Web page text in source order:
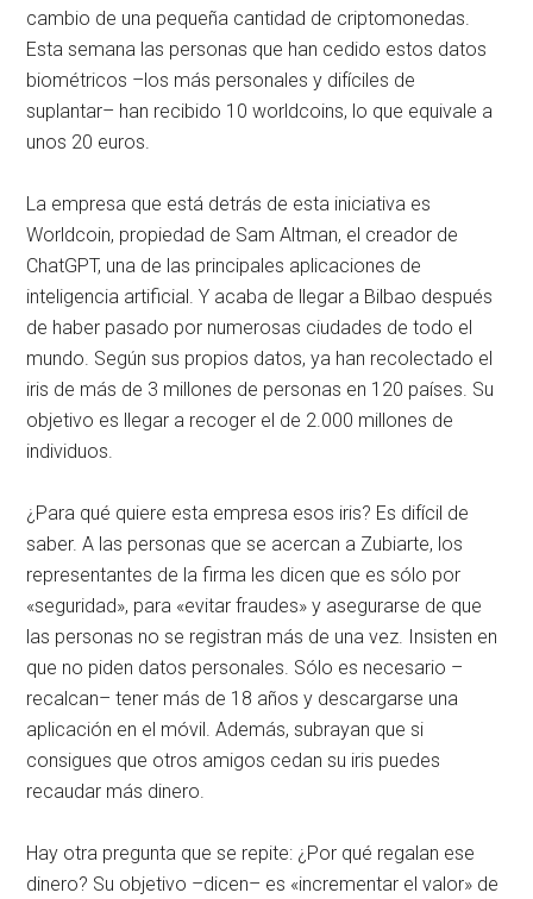
cambio de una pequeña cantidad de criptomonedas.
Esta semana las personas que han cedido estos datos
biométricos –los más personales y difíciles de
suplantar– han recibido 10 worldcoins, lo que equivale a
unos 20 euros.
La empresa que está detrás de esta iniciativa es
Worldcoin, propiedad de Sam Altman, el creador de
ChatGPT, una de las principales aplicaciones de
inteligencia artificial. Y acaba de llegar a Bilbao después
de haber pasado por numerosas ciudades de todo el
mundo. Según sus propios datos, ya han recolectado el
iris de más de 3 millones de personas en 120 países. Su
objetivo es llegar a recoger el de 2.000 millones de
individuos.
¿Para qué quiere esta empresa esos iris? Es difícil de
saber. A las personas que se acercan a Zubiarte, los
representantes de la firma les dicen que es sólo por
«seguridad», para «evitar fraudes» y asegurarse de que
las personas no se registran más de una vez. Insisten en
que no piden datos personales. Sólo es necesario –
recalcan– tener más de 18 años y descargarse una
aplicación en el móvil. Además, subrayan que si
consigues que otros amigos cedan su iris puedes
recaudar más dinero.
Hay otra pregunta que se repite: ¿Por qué regalan ese
dinero? Su objetivo –dicen– es «incrementar el valor» de